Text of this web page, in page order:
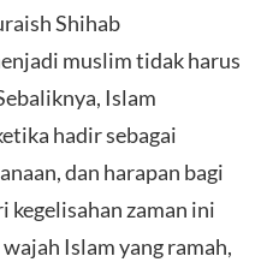
Shihab
muslim tidak harus
Islam
hadir sebagai
dan harapan bagi
kegelisahan zaman ini
Islam yang ramah,